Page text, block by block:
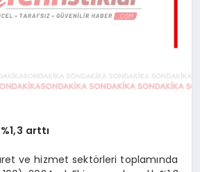
arttı
ve hizmet sektörleri toplamında